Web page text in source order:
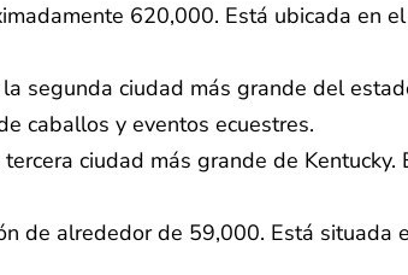
620,000. Está ubicada en
segunda ciudad más grande del
caballos y eventos ecuestres.
ciudad más grande de
de alrededor de 59,000. Está situada